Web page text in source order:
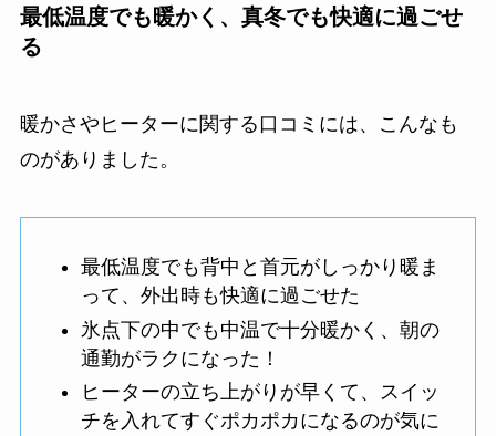
最低温度でも暖かく、真冬でも快適に過ごせ
る
暖かさやヒーターに関する口コミには、こんなも
のがありました。
最低温度でも背中と首元がしっかり暖ま
って、外出時も快適に過ごせた
氷点下の中でも中温で十分暖かく、朝の
通勤がラクになった！
ヒーターの立ち上がりが早くて、スイッ
チを入れてすぐポカポカになるのが気に